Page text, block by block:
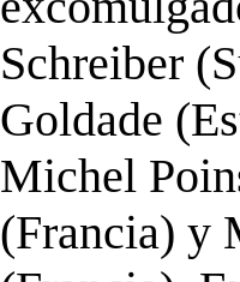
Schreiber
Goldade
Michel
(Francia) y